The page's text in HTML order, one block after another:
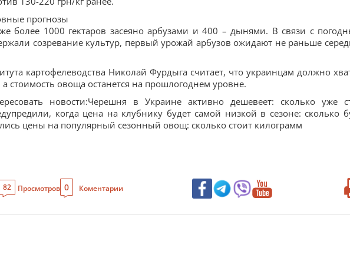
прогнозы
более 1000 гектаров засеяно арбузами и 400 – дынями. В связи с
созревание культур, первый урожай арбузов ожидают не раньше
картофелеводства Николай Фурдыга считает, что украинцам должно
а стоимость овоща останется на прошлогоднем уровне.
новости:Черешня в Украине активно дешевеет: сколько уже
когда цена на клубнику будет самой низкой в сезоне: сколько
цены на популярный сезонный овощ: сколько стоит килограмм
82 Просмотров 0 Коментарии